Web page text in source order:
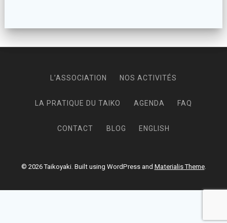
L’ASSOCIATION NOS ACTIVITÉS
LA PRATIQUE DU TAIKO AGENDA FAQ
CONTACT BLOG ENGLISH
© 2026 Taikoyaki. Built using WordPress and Materialis Theme.